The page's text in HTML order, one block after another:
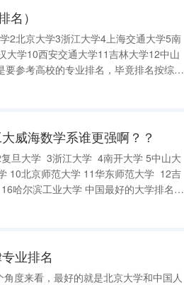
）
2北京大学3浙江大学4上海交通大学5南
大学10西安交通大学11吉林大学12中山
参考高校的专业排名，毕竟排名按综合
非常全也很细,共6页）2005-2008高校
威海数学系谁更强啊？？
旦大学 3浙江大学 4南开大学 5中山大
10北京师范大学 11华东师范大学 12吉
哈尔滨工业大学 中国最好的大学排名清
大学研究1型、理学第1名
业排名
度来看，最好的就是北京大学和中国人